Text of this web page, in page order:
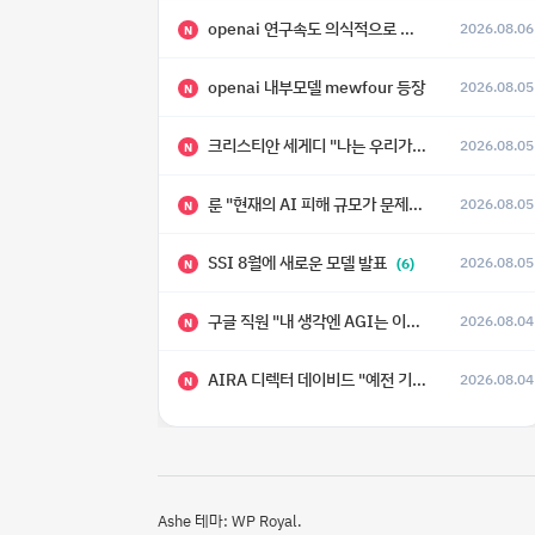
N openai 연구속도 의식적으로 늦추고 있다 2026.08.06
N openai 내부모델 mewfour 등장 2026.08.05
N 크리스티안 세게디 "나는 우리가 "Fuck!!" 단계를 피할 수 있기를 바랄 뿐" 2026.08.05
N 룬 "현재의 AI 피해 규모가 문제가 아니라, 자기복제·탈출·확산이 가능한 지능형 시스템의 피해에는 이론적으로 상한이 없다는 것이 문제" 2026.08.05
N SSI 8월에 새로운 모델 발표 (6) 2026.08.05
N 구글 직원 "내 생각엔 AGI는 이미 와 있다." 2026.08.04
N AIRA 디렉터 데이비드 "예전 기준으로 ASI, 그런 수준은 바로 다음 분기에 온다" 2026.08.04
Ashe 테마: WP Royal.